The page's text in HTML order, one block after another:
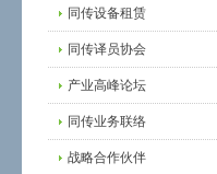
同传设备租赁
同传译员协会
产业高峰论坛
同传业务联络
战略合作伙伴